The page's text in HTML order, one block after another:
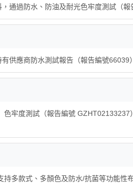
通過防水、防油及耐光色牢度測試（
供應商防水測試報告（報告編號66039
牢度測試（報告編號
多款式、多顏色及防水/抗菌等功能性